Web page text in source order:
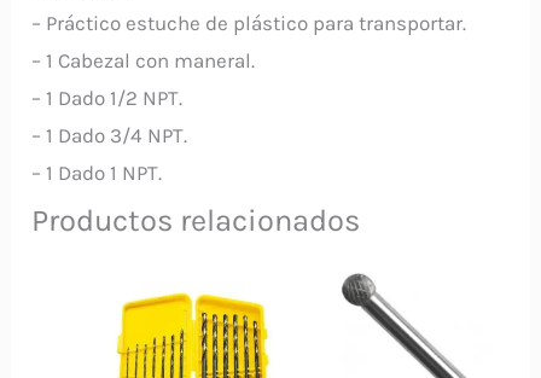
– Práctico estuche de plástico para transportar.
– 1 Cabezal con maneral.
– 1 Dado 1/2 NPT.
– 1 Dado 3/4 NPT.
– 1 Dado 1 NPT.
Productos relacionados